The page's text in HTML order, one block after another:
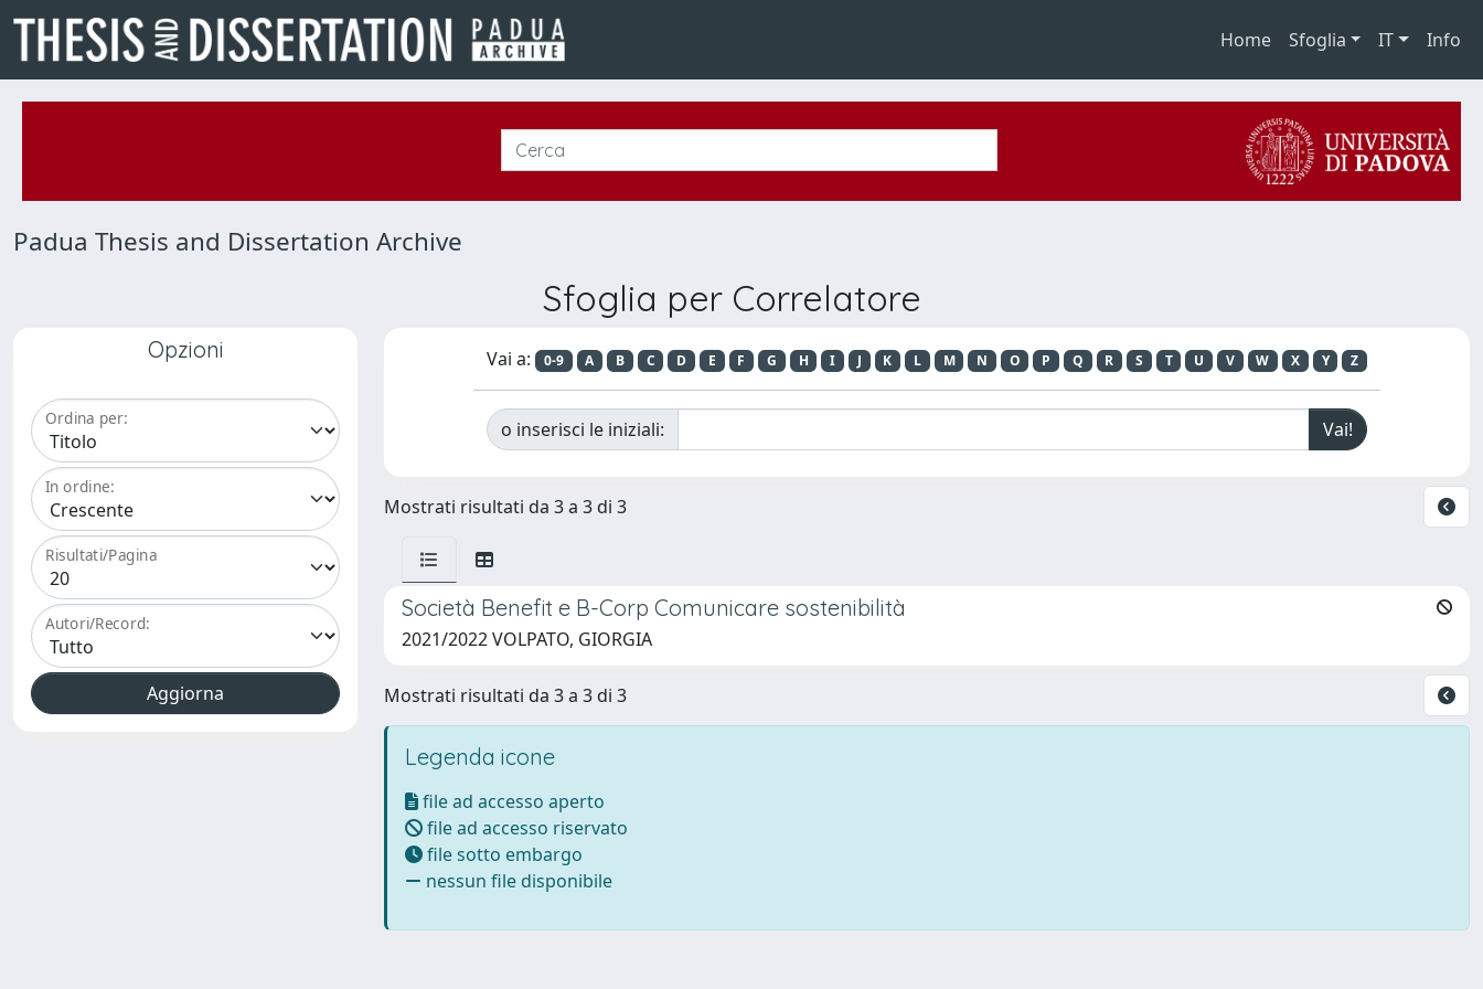
Home Sfoglia IT Info
Padua Thesis and Dissertation Archive
Sfoglia per Correlatore
Opzioni
Ordina per:
In ordine:
Risultati/Pagina
Autori/Record:
Vai a: 0-9 A B C D E F G H I J K L M N O P Q R S T U V W X Y Z
o inserisci le iniziali:
Mostrati risultati da 3 a 3 di 3
Società Benefit e B-Corp Comunicare sostenibilità
2021/2022 VOLPATO, GIORGIA
Mostrati risultati da 3 a 3 di 3
Legenda icone
file ad accesso aperto
file ad accesso riservato
file sotto embargo
nessun file disponibile